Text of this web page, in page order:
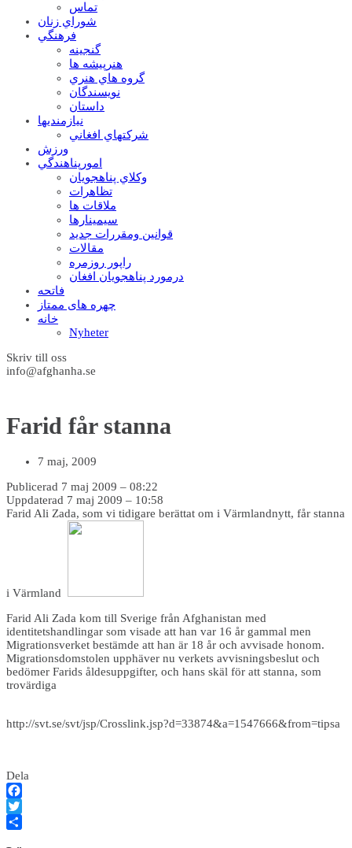
تماس
شوراي زنان
فرهنگي
گنجينه
هنرپيشه ها
گروه هاي هنري
نويسندگان
داستان
نيازمنديها
شرکتهاي افغاني
ورزش
امورپناهندگي
وکلاي پناهجويان
تظاهرات
ملاقات ها
سيمينارها
قوانين ومقررات جديد
مقالات
راپور روزمره
درمورد پناهجويان افغان
فاتحه
چهره های ممتاز
خانه
Nyheter
Skriv till oss
info@afghanha.se
Farid får stanna
7 maj, 2009
Publicerad 7 maj 2009 – 08:22
Uppdaterad 7 maj 2009 – 10:58
Farid Ali Zada, som vi tidigare berättat om i Värmlandnytt, får stanna
i Värmland
Farid Ali Zada kom till Sverige från Afghanistan med
identitetshandlingar som visade att han var 16 år gammal men
Migrationsverket bestämde att han är 18 år och avvisade honom.
Migrationsdomstolen upphäver nu verkets avvisningsbeslut och
bedömer Farids åldesuppgifter, och hans skäl för att stanna, som
trovärdiga
http://svt.se/svt/jsp/Crosslink.jsp?d=33874&a=1547666&from=tipsa
Dela
Facebook
Twitter